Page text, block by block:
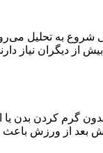
به تحلیل
از دیگران نیاز
گرم کردن بدن
بعد از ورزش